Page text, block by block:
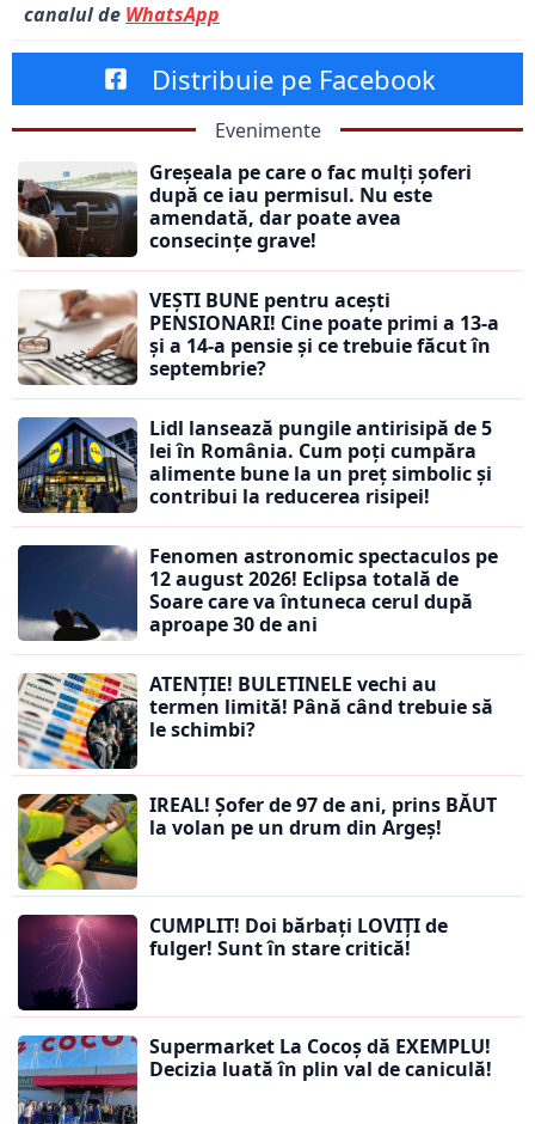
canalul de WhatsApp
Distribuie pe Facebook
Evenimente
Greșeala pe care o fac mulți șoferi
după ce iau permisul. Nu este
amendată, dar poate avea
consecințe grave!
VEȘTI BUNE pentru acești
PENSIONARI! Cine poate primi a 13-a
și a 14-a pensie și ce trebuie făcut în
septembrie?
Lidl lansează pungile antirisipă de 5
lei în România. Cum poți cumpăra
alimente bune la un preț simbolic și
contribui la reducerea risipei!
Fenomen astronomic spectaculos pe
12 august 2026! Eclipsa totală de
Soare care va întuneca cerul după
aproape 30 de ani
ATENȚIE! BULETINELE vechi au
termen limită! Până când trebuie să
le schimbi?
IREAL! Șofer de 97 de ani, prins BĂUT
la volan pe un drum din Argeș!
CUMPLIT! Doi bărbați LOVIȚI de
fulger! Sunt în stare critică!
Supermarket La Cocoș dă EXEMPLU!
Decizia luată în plin val de caniculă!